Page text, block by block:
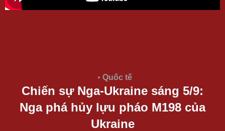
Quốc tế
Chiến sự Nga-Ukraine sáng 5/9:
Nga phá hủy lựu pháo M198 của
Ukraine